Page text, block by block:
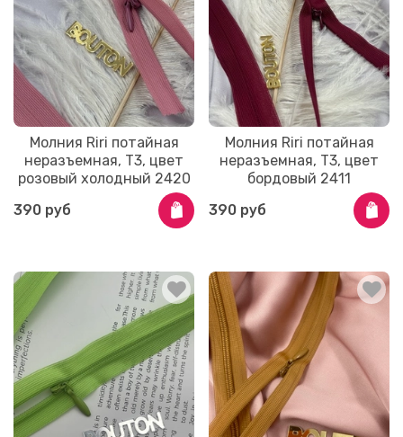
Молния Riri потайная
неразъемная, Т3, цвет
розовый холодный 2420
390 руб
Молния Riri потайная
неразъемная, Т3, цвет
бордовый 2411
390 руб